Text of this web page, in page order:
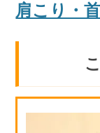
肩こり・